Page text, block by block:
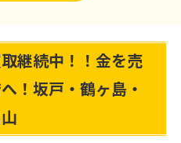
継続中！！金を売
！坂戸・鶴ヶ島・